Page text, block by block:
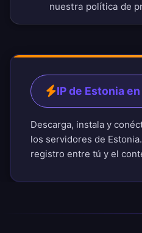
nuestra política de
IP de Estonia
Descarga, instala y
los servidores de
registro entre tú y el